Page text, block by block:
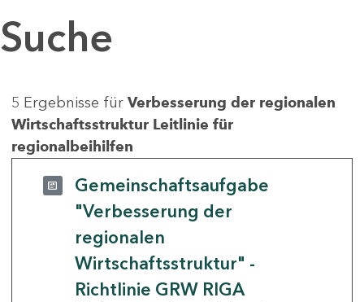
Suche
5 Ergebnisse für Verbesserung der regionalen
Wirtschaftsstruktur Leitlinie für
regionalbeihilfen
Gemeinschaftsaufgabe
"Verbesserung der
regionalen
Wirtschaftsstruktur" -
Richtlinie GRW RIGA